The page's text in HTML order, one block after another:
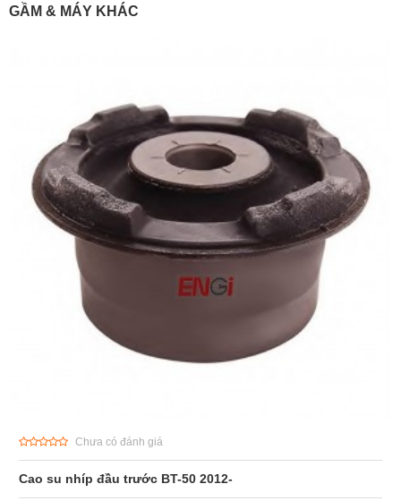
GẦM & MÁY KHÁC
Chưa có đánh giá
Cao su nhíp đầu trước BT-50 2012-